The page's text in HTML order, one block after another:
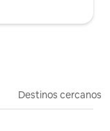
Destinos cercanos